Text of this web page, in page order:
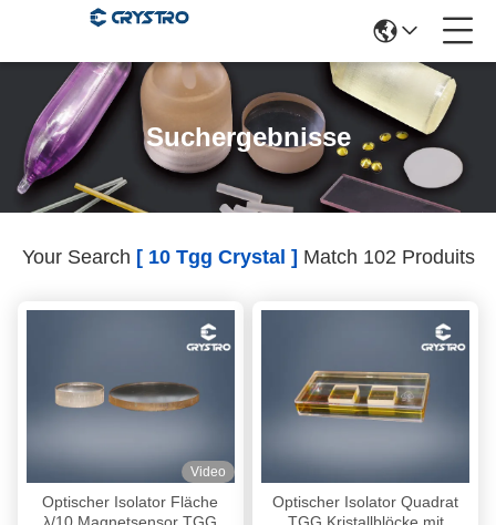
Suchergebnisse
Your Search [ 10 Tgg Crystal ] Match 102 Produits
Video
Optischer Isolator Fläche
Optischer Isolator Quadrat